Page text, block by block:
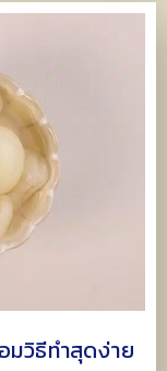
มวิธีทำสุดง่าย